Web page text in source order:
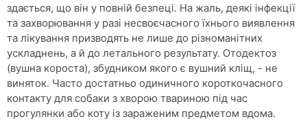
здається, що він у повній безпеці. На жаль, деякі інфекції
та захворювання у разі несвоєчасного їхнього виявлення
та лікування призводять не лише до різноманітних
ускладнень, а й до летального результату. Отодектоз
(вушна короста), збудником якого є вушний кліщ, - не
виняток. Часто достатньо одиничного короткочасного
контакту для собаки з хворою твариною під час
прогулянки або коту із зараженим предметом вдома.